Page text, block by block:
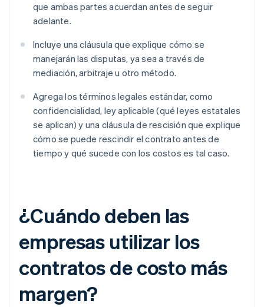
que ambas partes acuerdan antes de seguir
adelante.
Incluye una cláusula que explique cómo se
manejarán las disputas, ya sea a través de
mediación, arbitraje u otro método.
Agrega los términos legales estándar, como
confidencialidad, ley aplicable (qué leyes estatales
se aplican) y una cláusula de rescisión que explique
cómo se puede rescindir el contrato antes de
tiempo y qué sucede con los costos es tal caso.
¿Cuándo deben las
empresas utilizar los
contratos de costo más
margen?